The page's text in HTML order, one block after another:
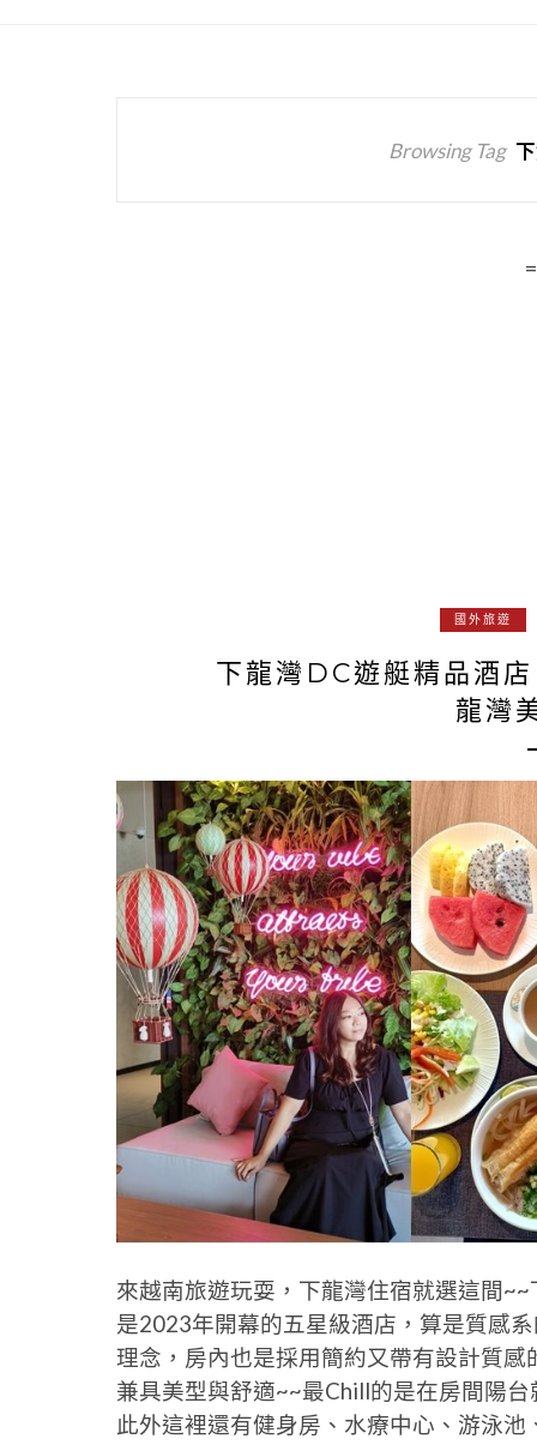
Browsing Tag
國外旅遊
下龍灣DC遊艇精品酒
龍灣
來越南旅遊玩耍，下龍灣住宿就選這間
是2023年開幕的五星級酒店，算是質感
理念，房內也是採用簡約又帶有設計質感
兼具美型與舒適~~最Chill的是在房間陽
此外這裡還有健身房、水療中心、游泳